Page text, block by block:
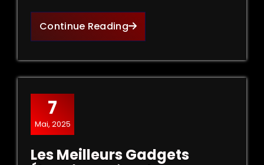
Continue Reading
7
Mai, 2025
Les Meilleurs Gadgets